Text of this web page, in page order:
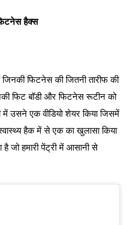
हैक्स
फिटनेस की जितनी तारीफ की
फिट बॉडी और फिटनेस रूटीन को
उसने एक वीडियो शेयर किया जिसमें
हैक में से एक का खुलासा किया
जो हमारी पेंट्री में आसानी से